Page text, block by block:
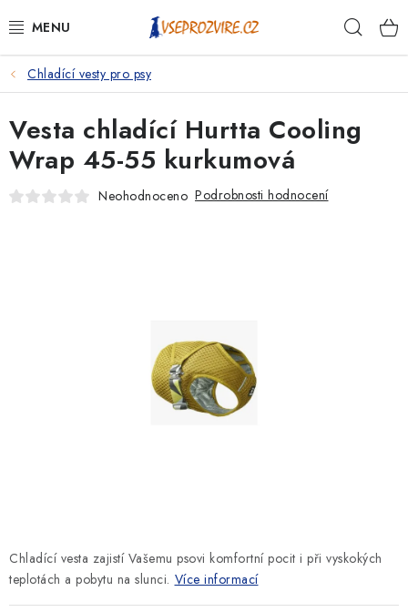
na
PSI
KOČKY
KONĚ
KRÁLÍCI/HLODAVCI/PTÁCI
Chladící vesty pro psy
Chladící vesta zajistí Vašemu psovi komfortní pocit i při vyskokých
teplotách a pobytu na slunci. Více informací
Vesta chladící Hurtta Cooling
Wrap 45-55 kurkumová
Neohodnoceno Podrobnosti hodnocení